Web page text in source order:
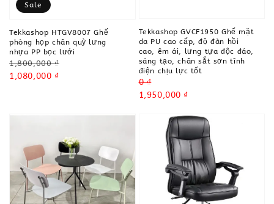
Sale
Tekkashop HTGV8007 Ghế
phòng họp chân quỳ lưng
nhựa PP bọc lưới
Regular
price
1,800,000 ₫
Sale
1,080,000 ₫
Tekkashop GVCF1950 Ghế mặt
da PU cao cấp, độ đàn hồi
cao, êm ái, lưng tựa độc đáo,
sáng tạo, chân sắt sơn tĩnh
điện chịu lực tốt
Regular
price
0 ₫
Sale
1,950,000 ₫